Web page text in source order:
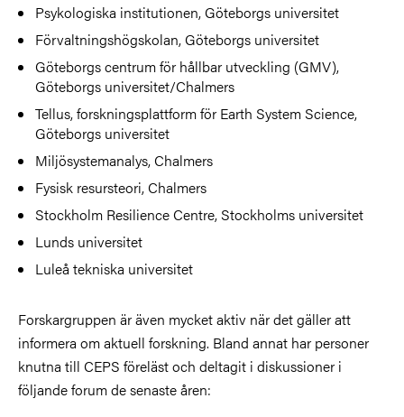
Psykologiska institutionen, Göteborgs universitet
Förvaltningshögskolan, Göteborgs universitet
Göteborgs centrum för hållbar utveckling (GMV),
Göteborgs universitet/Chalmers
Tellus, forskningsplattform för Earth System Science,
Göteborgs universitet
Miljösystemanalys, Chalmers
Fysisk resursteori, Chalmers
Stockholm Resilience Centre, Stockholms universitet
Lunds universitet
Luleå tekniska universitet
Forskargruppen är även mycket aktiv när det gäller att
informera om aktuell forskning. Bland annat har personer
knutna till CEPS föreläst och deltagit i diskussioner i
följande forum de senaste åren: